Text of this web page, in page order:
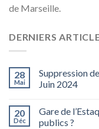
de Marseille.
DERNIERS
28
Mai
Suppression
Juin 2024
20
Déc
Gare de
publics ?